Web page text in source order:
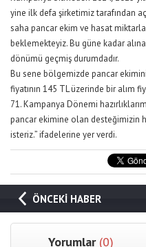
yine ilk defa şirketimiz tarafından
saha pancar ekim ve hasat
beklemekteyiz. Bu güne kadar
dönümü geçmiş durumdadır.
Bu sene bölgemizde pancar
fiyatının 145 TL üzerinde bir alım
71. Kampanya Dönemi
pancar ekimine olan desteğimizin
isteriz.” ifadelerine yer verdi.
ÖNCEKİ HABER
Yorumlar (0)